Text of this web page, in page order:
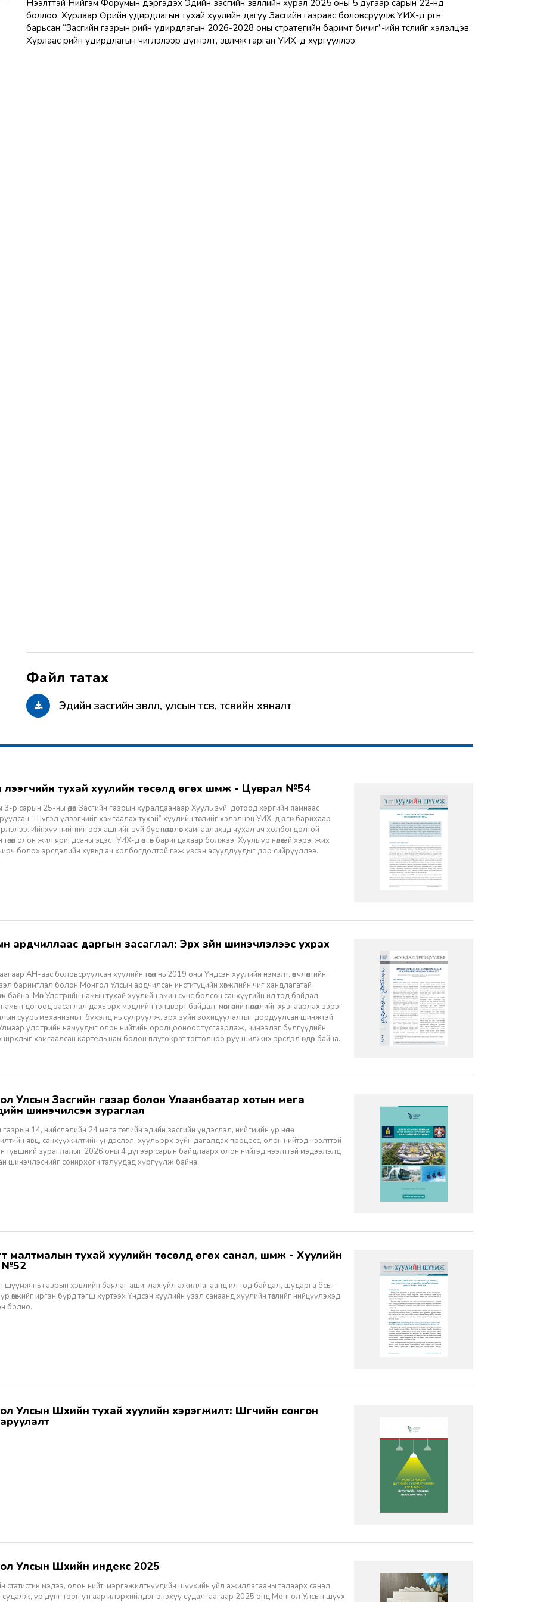
Нээлттэй Нийгэм Форумын дэргэдэх Эдийн засгийн зөвлөлийн хурал 2025 оны 5 дугаар сарын 22-нд
боллоо. Хурлаар Өрийн удирдлагын тухай хуулийн дагуу Засгийн газраас боловсруулж УИХ-д өргөн
барьсан “Засгийн газрын өрийн удирдлагын 2026-2028 оны стратегийн баримт бичиг”-ийн төслийг хэлэлцэв.
Хурлаас өрийн удирдлагын чиглэлээр дүгнэлт, зөвлөмж гарган УИХ-д хүргүүллээ.
Эдийн засгийн зөвлөл, улсын төсөв, төсвийн хяналт
үлээгчийн тухай хуулийн төсөлд өгөх шүүмж - Цуврал №54
р сарын 25-ны өдөр Засгийн газрын хуралдаанаар Хууль зүй, дотоод хэргийн яамнаас
“Шүгэл үлээгчийг хамгаалах тухай” хуулийн төслийг хэлэлцэн УИХ-д өргөн барихаар
Ийнхүү нийтийн эрх ашгийг зүй бус нөлөөллөөс хамгаалахад чухал ач холбогдолтой
төсөл олон жил яригдсаны эцэст УИХ-д өргөн баригдахаар болжээ. Хууль үр нөлөөтэй хэрэгжих
учирч болох эрсдэлийн хувьд ач холбогдолтой гэж үзсэн асуудлуудыг дор сийрүүллээ.
АН-аас боловсруулсан хуулийн төсөл нь 2019 оны Үндсэн хуулийн нэмэлт, өөрчлөлтийн
баримтлал болон Монгол Улсын ардчилсан институцийн хөгжлийн чиг хандлагатай
байна. Мөн Улс төрийн намын тухай хуулийн амин сүнс болсон санхүүгийн ил тод байдал,
дотоод засаглал дахь эрх мэдлийн тэнцвэрт байдал, мөнгөний нөлөөллийг хязгаарлах зэрэг
суурь механизмыг бүхэлд нь сулруулж, эрх зүйн зохицуулалтыг дордуулсан шинжтэй
улс төрийн намуудыг олон нийтийн оролцооноос тусгаарлаж, чинээлэг бүлгүүдийн
хамгаалсан картель нам болон плутократ тогтолцоо руу шилжих эрсдэл өндөр байна.
шинэчилсэн зураглал
газрын 14, нийслэлийн 24 мега төслийн эдийн засгийн үндэслэл, нийгмийн үр нөлөө,
явц, санхүүжилтийн үндэслэл, хууль эрх зүйн дагалдах процесс, олон нийтэд нээлттэй
түвшний зураглалыг 2026 оны 4 дүгээр сарын байдлаарх олон нийтэд нээлттэй мэдээлэлд
шинэчлэснийг сонирхогч талуудад хүргүүлж байна.
№52
шүүмж нь газрын хэвлийн баялаг ашиглах үйл ажиллагаанд ил тод байдал, шударга ёсыг
өгөөжийг иргэн бүрд тэгш хүртээх Үндсэн хуулийн үзэл санаанд хуулийн төслийг нийцүүлэхэд
болно.
Улсын Шүүхийн индекс 2025
статистик мэдээ, олон нийт, мэргэжилтнүүдийн шүүхийн үйл ажиллагааны талаарх санал
үр дүнг тоон утгаар илэрхийлдэг энэхүү судалгаагаар 2025 онд Монгол Улсын шүүх